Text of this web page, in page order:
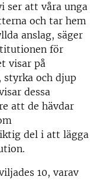
ser att våra unga
och tar hem
anslag, säger
för
visar på
och djup
dessa
att de hävdar
del i att lägga
10, varav